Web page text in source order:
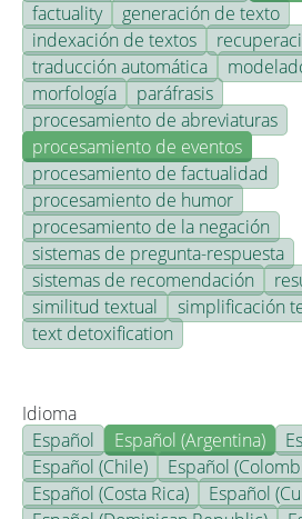
factuality
generación de texto
indexación de textos
traducción automática
morfología
paráfrasis
procesamiento de abreviaturas
procesamiento de eventos
procesamiento de factualidad
procesamiento de humor
procesamiento de la negación
sistemas de pregunta-respuesta
sistemas de recomendación
similitud textual
simplificación
text detoxification
Idioma
Español
Español (Argentina)
Español (Chile)
Español
Español (Costa Rica)
Español